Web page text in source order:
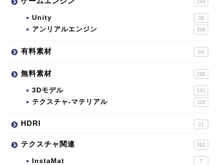
244
Unity 38
アンリアルエンジン 208
有料素材 84
無料素材 295
3Dモデル 131
テクスチャ-マテリアル 118
HDRI 21
テクスチャ関連 362
InstaMat 7